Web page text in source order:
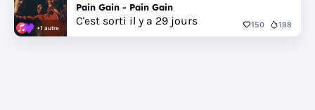
+1 autre
Pain Gain - Pain Gain
C'est sorti il y a 29 jours 150 198